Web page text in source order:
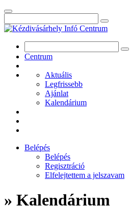
Centrum
Aktuális
Legfrissebb
Ajánlat
Kalendárium
Belépés
Belépés
Regisztráció
Elfelejtettem a jelszavam
» Kalendárium